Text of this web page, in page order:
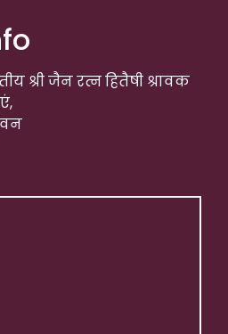
श्री जैन रत्न हितैषी श्रावक